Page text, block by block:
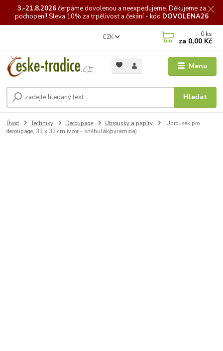
3.-21.8.2026čerpámedovolenou a neexpedujeme. Děkujeme za
pochopení! Sleva 10% za trpělivost a čekání - kód DOVOLENA26
Menu
CZK
Hledat
0 ks
za 0,00 Kč
Úvod Techniky Decoupage Ubrousky a papíry
Ubrousek pro
decoupage, 33 x 33 cm (vzor - sněhulák/pyramida)